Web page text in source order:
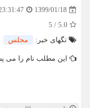
1399/01/18
5.0
/
5
تگهای خبر:
مجلس
این مطلب نام را می